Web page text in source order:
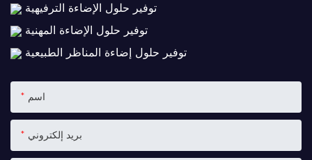
توفير حلول الإضاءة الترفيهية
توفير حلول الإضاءة المهنية
توفير حلول إضاءة المناظر الطبيعية
اسم
بريد إلكتروني